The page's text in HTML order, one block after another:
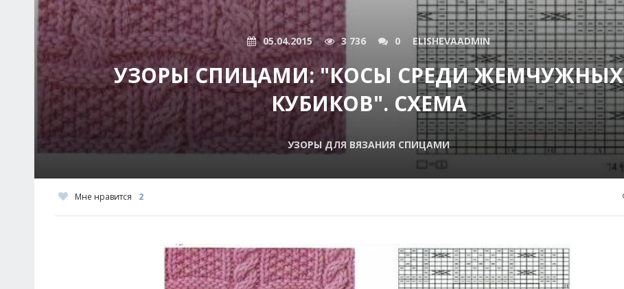
05.04.2015 3 736 0 ELISHEVAADMIN
УЗОРЫ СПИЦАМИ: "КОСЫ СРЕДИ ЖЕМЧУЖНЫХ
КУБИКОВ". СХЕМА
УЗОРЫ ДЛЯ ВЯЗАНИЯ СПИЦАМИ
Мне нравится 2